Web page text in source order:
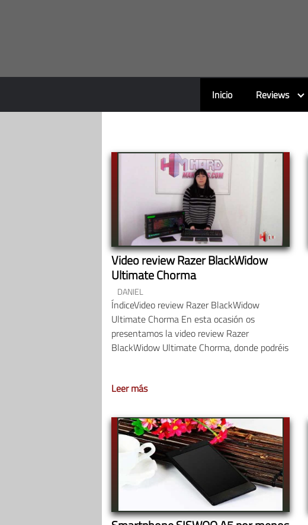
Inicio Reviews
Video review Razer BlackWidow
Ultimate Chorma
DANIEL
ÍndiceVideo review Razer BlackWidow
Ultimate Chorma En esta ocasión os
presentamos la video review Razer
BlackWidow Ultimate Chorma, donde podréis
Leer más